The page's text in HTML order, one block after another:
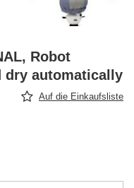
Robot
dry automatically
Auf die Einkaufsliste